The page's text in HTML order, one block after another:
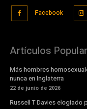
Facebook
Artículos
Más hombres
nunca en Inglaterra
22 de junio de 2026
Russell T Davies elogiado